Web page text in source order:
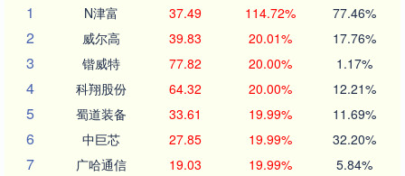
1
N津富 37.49 114.72% 77.46%
2 威尔高 39.83 20.01% 17.76%
3 锴威特 77.82 20.00% 1.17%
4 科翔股份 64.32 20.00% 12.21%
5 蜀道装备 33.61 19.99% 11.69%
6 中巨芯 27.85 19.99% 32.20%
7 广哈通信 19.03 19.99% 5.84%